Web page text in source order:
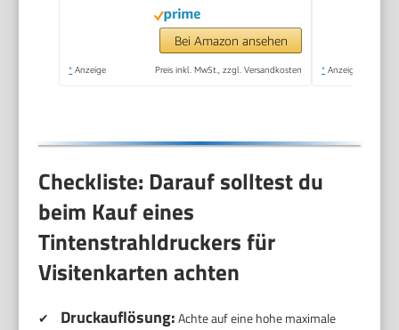
3.7 cm LCD-Display |
inkl. Tinte für bis zu 3
Jahre
Bei Amazon ansehen
* Anzeige Preis inkl. MwSt., zzgl. Versandkosten * Anzeige
Checkliste: Darauf solltest du
beim Kauf eines
Tintenstrahldruckers für
Visitenkarten achten
✔ Druckauflösung:Achte auf eine hohe maximale